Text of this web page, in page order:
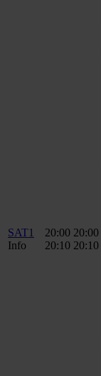
SAT1
Info
20:00
20:10
20:00
20:10